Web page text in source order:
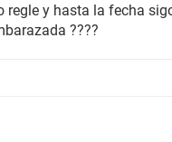
regle y hasta la fecha
????